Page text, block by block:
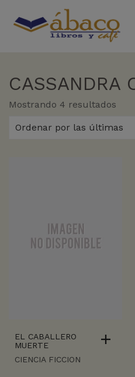
CASSANDRA
Mostrando 4 resultados
Ordenar por las últimas
EL CABALLERO
MUERTE
CIENCIA FICCION